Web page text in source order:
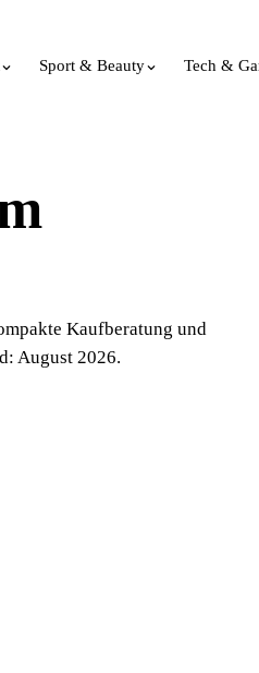
Sport & Beauty Tech &
Kaufberatung und
August 2026.